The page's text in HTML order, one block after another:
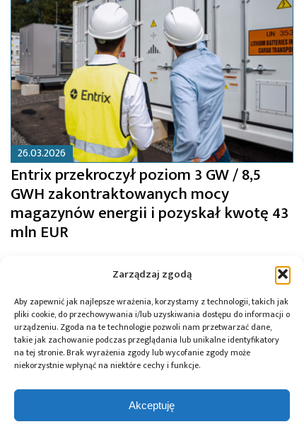
Zarządzaj zgodą
Aby zapewnić jak najlepsze wrażenia, korzystamy z technologii, takich jak
pliki cookie, do przechowywania i/lub uzyskiwania dostępu do informacji o
urządzeniu. Zgoda na te technologie pozwoli nam przetwarzać dane,
takie jak zachowanie podczas przeglądania lub unikalne identyfikatory
na tej stronie. Brak wyrażenia zgody lub wycofanie zgody może
niekorzystnie wpłynąć na niektóre cechy i funkcje.
Akceptuję
26.03.2026
Entrix przekroczył poziom 3 GW / 8,5
GWH zakontraktowanych mocy
magazynów energii i pozyskał kwotę 43
mln EUR